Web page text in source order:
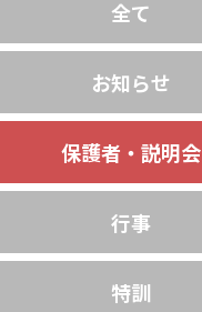
全て
お知らせ
保護者・説明会
行事
特訓